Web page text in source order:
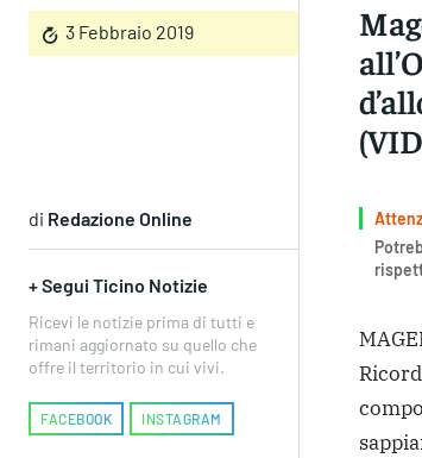
3 Febbraio 2019
di Redazione Online
+ Segui Ticino Notizie
Ricevi le notizie prima di tutti e
rimani aggiornato su quello che
offre il territorio in cui vivi.
FACEBOOK INSTAGRAM